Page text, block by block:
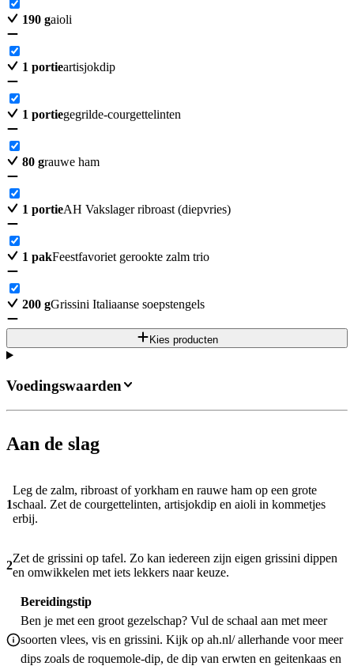
190 gaioli
1 portieartisjokdip
1 portiegegrilde-courgettelinten
80 grauwe ham
1 portieAH Vakslager ribroast (diepvries)
1 pakFeestfavoriet gerookte zalm trio
200 gGrissini Italiaanse soepstengels
Kies producten
Aan de slag
1
Leg de zalm, ribroast of yorkham en rauwe ham op een grote
schaal. Zet de courgettelinten, artisjokdip en aioli in kommetjes
erbij.
2
Zet de grissini op tafel. Zo kan iedereen zijn eigen grissini dippen
en omwikkelen met iets lekkers naar keuze.
Bereidingstip
Ben je met een groot gezelschap? Vul de schaal aan met meer
soorten vlees, vis en grissini. Kijk op ah.nl/ allerhande voor meer
dips zoals de roquemole-dip, de dip van erwten en geitenkaas en
Voedingswaarden